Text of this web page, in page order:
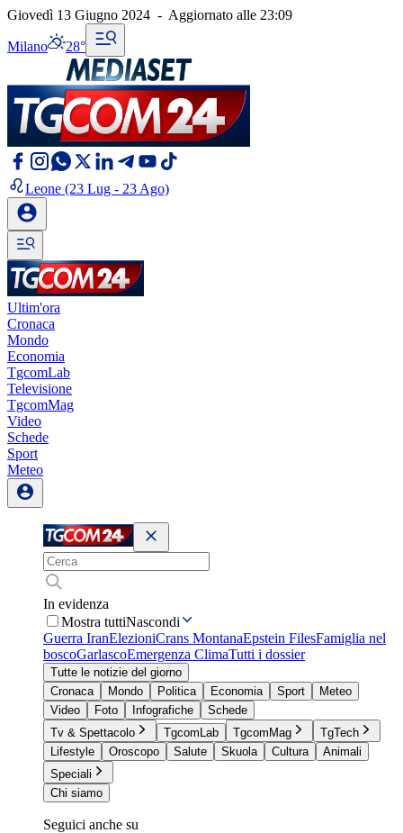
Giovedì 13 Giugno 2024 - Aggiornato alle 23:09
Milano 28°
Leone (23 Lug - 23 Ago)
Ultim'ora
Cronaca
Mondo
Economia
TgcomLab
Televisione
TgcomMag
Video
Schede
Sport
Meteo
In evidenza
Mostra tuttiNascondi
Guerra IranElezioniCrans MontanaEpstein FilesFamiglia nel
boscoGarlascoEmergenza ClimaTutti i dossier
Tutte le notizie del giorno
Cronaca
Mondo Politica Economia Sport
Meteo
Video
Foto Infografiche
Schede
Tv & Spettacolo
TgcomLab TgcomMag
TgTech
Lifestyle
Oroscopo Salute Skuola Cultura
Animali
Speciali
Chi siamo
Seguici anche su